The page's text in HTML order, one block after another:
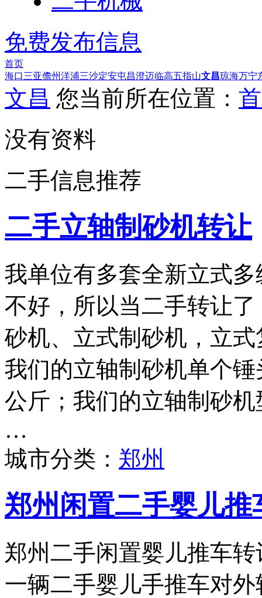
免费发布信息
首页
海口三亚儋州洋浦三沙定安屯昌澄迈临高五指山文昌琼海万宁
文昌 您当前所在位置：
没有资料
二手信息推荐
二手立轴制砂机转让
我单位有多套全新立式
不好，所以当二手转让
砂机、立式制砂机，立
我们的立轴制砂机单个
公斤；我们的立轴制砂
…
城市分类： 郑州
郑州闲置二手婴儿推
郑州二手闲置婴儿推车
一辆二手婴儿手推车对